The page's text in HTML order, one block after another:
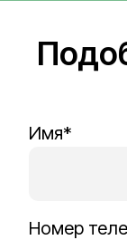
Имя*
Номер